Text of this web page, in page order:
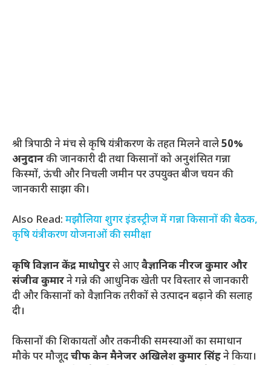
श्री त्रिपाठी ने मंच से कृषि यंत्रीकरण के तहत मिलने वाले50%
अनुदानकी जानकारी दी तथा किसानों को अनुशंसित गन्ना
किस्मों, ऊंची और निचली जमीन पर उपयुक्त बीज चयन की
जानकारी साझा की।
Also Read: मझौलिया शुगर इंडस्ट्रीज में गन्ना किसानों की बैठक,
कृषि यंत्रीकरण योजनाओं की समीक्षा
कृषि विज्ञान केंद्र माधोपुरसे आएवैज्ञानिक नीरज कुमार और
संजीव कुमारने गन्ने की आधुनिक खेती पर विस्तार से जानकारी
दी और किसानों को वैज्ञानिक तरीकों से उत्पादन बढ़ाने की सलाह
दी।
किसानों की शिकायतों और तकनीकी समस्याओं का समाधान
मौके पर मौजूदचीफ केन मैनेजर अखिलेश कुमार सिंहने किया।